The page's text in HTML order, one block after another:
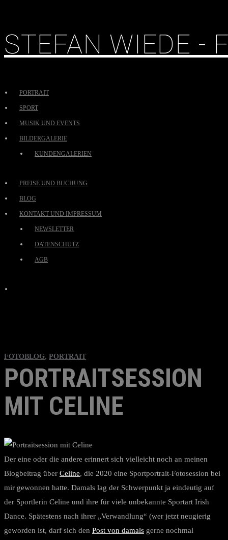
STEFAN WIEDE -
PORTRAIT
SPORT
MUSIK UND EVENTS
BILDERGALERIE
KUNDENGALERIEN
PREISE UND BUCHUNG
BLOG
KONTAKT UND IMPRESSUM
NEWSLETTER
DATENSCHUTZ
AGB
FOTOBLOG, PORTRAIT
PORTRAITSESSION
MIT CELINE
Der eine oder die andere erinnert sich vielleicht noch an meinen
Blogbeitrag über Celine, die 2020 eine Sportportrait-Fotosession bei
mir gewonnen hatte. Damals lag der Schwerpunkt ja eindeutig auf
der Sportlerin Celine und ihre für viele unbekannte Sportart Irish
Dance. Spätestens nach ihrer „Verwandlung“ (wer jetzt neugierig
geworden ist, darf sich den Post von damals gerne nochmal